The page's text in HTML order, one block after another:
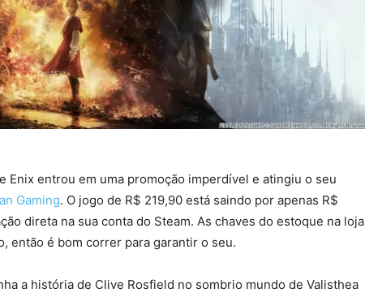
Enix entrou em uma promoção imperdível e atingiu o seu
Gaming. O jogo de R$ 219,90 está saindo por apenas R$
direta na sua conta do Steam. As chaves do estoque na loja
então é bom correr para garantir o seu.
a história de Clive Rosfield no sombrio mundo de Valisthea